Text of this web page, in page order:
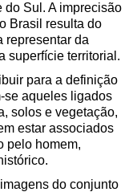
do Sul. A imprecisão
Brasil resulta do
representar da
superfície territorial.
para a definição
se aqueles ligados
solos e vegetação,
estar associados
pelo homem,
do conjunto